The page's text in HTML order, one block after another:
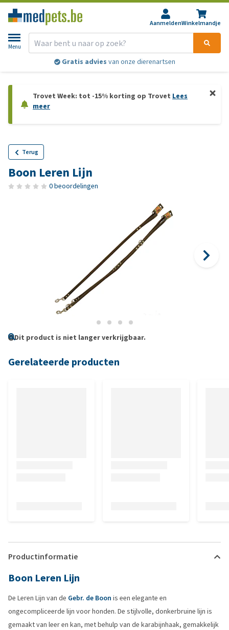
AanmeldenWinkelmandje
Menu
Gratis advies van onze dierenartsen
Trovet Week: tot -15% korting op Trovet Lees
meer
Terug
Boon Leren Lijn
0 beoordelingen
Dit product is niet langer verkrijgbaar.
Gerelateerde producten
Productinformatie
Boon Leren Lijn
De Leren Lijn van de Gebr. de Boon is een elegante en
ongecompliceerde lijn voor honden. De stijlvolle, donkerbruine lijn is
gemaakt van leer en kan, met behulp van de karabijnhaak, gemakkelijk